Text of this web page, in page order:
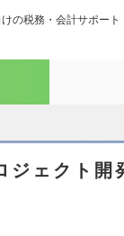
の税務・会計サポート
ジェクト開